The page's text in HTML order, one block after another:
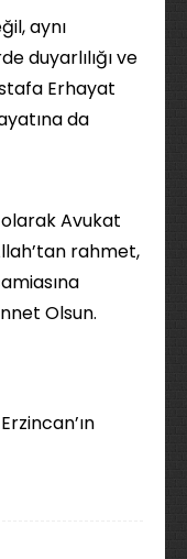
aynı
duyarlılığı ve
Erhayat
da
Avukat
rahmet,
Olsun.